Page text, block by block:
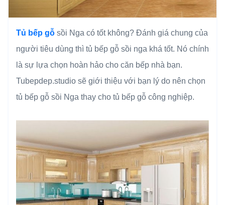
Tủ bếp gỗ sồi Nga có tốt không? Đánh giá chung của
người tiêu dùng thì tủ bếp gỗ sồi nga khá tốt. Nó chính
là sự lựa chọn hoàn hảo cho căn bếp nhà bạn.
Tubepdep.studio sẽ giới thiệu với bạn lý do nên chọn
tủ bếp gỗ sồi Nga thay cho tủ bếp gỗ công nghiệp.